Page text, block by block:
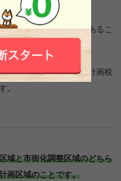
化を図るための地域であるこ
合致しています。
る家屋や土地には都市計画税
。
域と市街化調整区域のどちら
画区域のことです。